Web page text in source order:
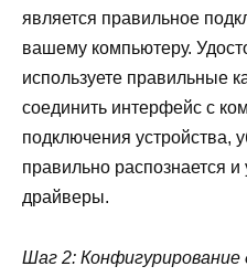
является правильное
вашему компьютеру.
используете правильные
соединить интерфейс с
подключения устройства,
правильно распознается
драйверы.
Шаг 2: Конфигурирование